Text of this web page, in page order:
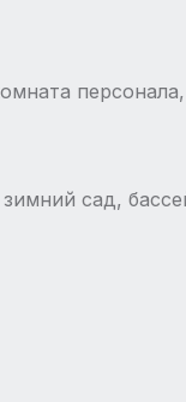
персонала,
сад,